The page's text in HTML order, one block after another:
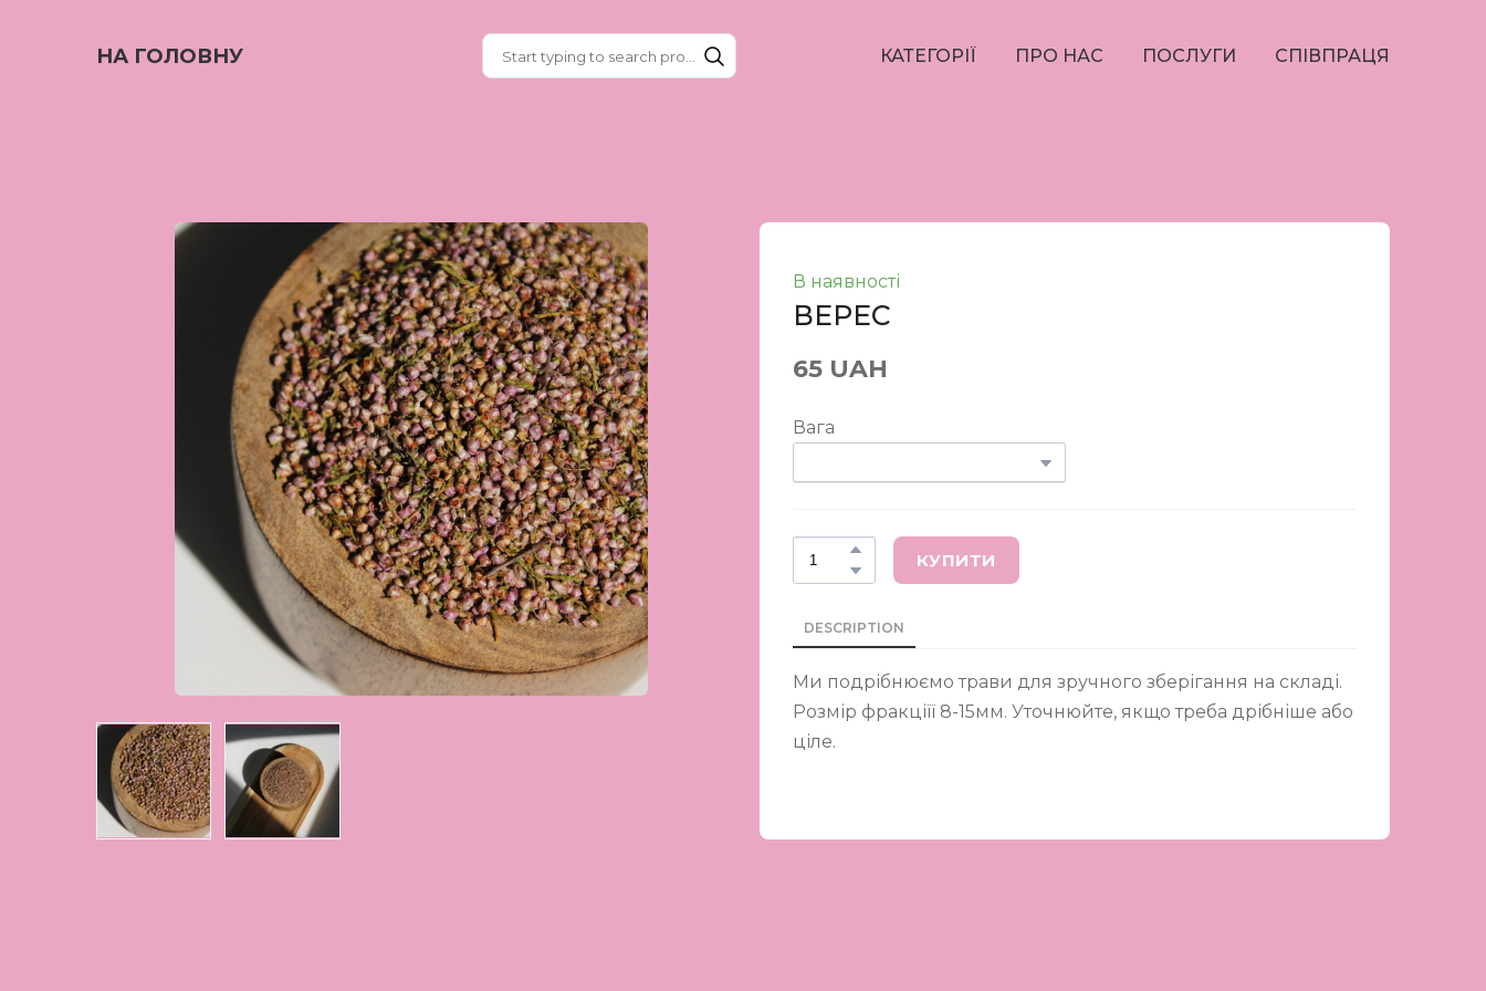
НА ГОЛОВНУ КАТЕГОРІЇ ПРО НАС ПОСЛУГИ СПІВПРАЦЯ
В наявності
ВЕРЕС
65 UAH
Вага
КУПИТИ
DESCRIPTION
Ми подрібнюємо трави для зручного зберігання на складі.
Розмір фракціїї 8-15мм. Уточнюйте, якщо треба дрібніше або
ціле.